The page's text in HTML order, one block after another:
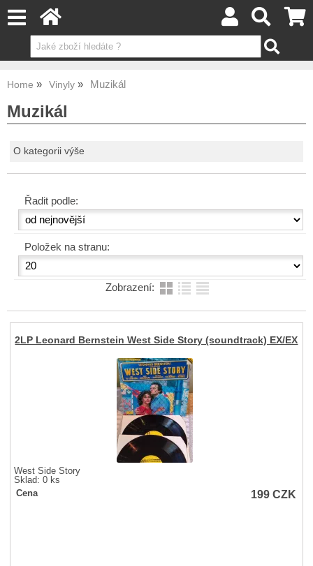
Home Vinyly Muzikál
Muzikál
O kategorii výše
Řadit podle:
Položek na stranu:
Zobrazení:
2LP Leonard Bernstein West Side Story (soundtrack) EX/EX
West Side Story
Sklad: 0 ks
Cena
199CZK